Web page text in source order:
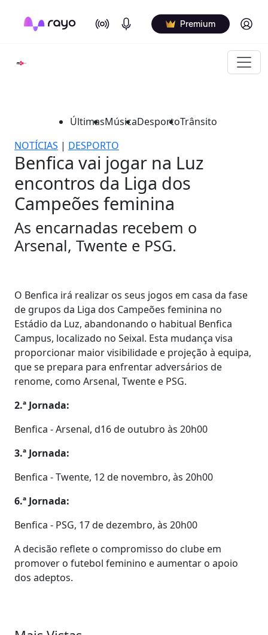
On Air Podcasts Premium Log in
ÚltimasMúsicaDesportoTrânsito
NOTÍCIAS | DESPORTO
Benfica vai jogar na Luz
encontros da Liga dos
Campeões feminina
As encarnadas recebem o
Arsenal, Twente e PSG.
O Benfica irá realizar os seus jogos em casa da fase
de grupos da Liga dos Campeões feminina no
Estádio da Luz, abandonando o habitual Benfica
Campus, localizado no Seixal. Esta mudança visa
proporcionar maior visibilidade e projeção à equipa,
que se prepara para enfrentar adversários de
renome, como Arsenal, Twente e PSG.
2.ª Jornada:
Benfica - Arsenal, d16 de outubro às 20h00
3.ª Jornada:
Benfica - Twente, 12 de novembro, às 20h00
6.ª Jornada:
Benfica - PSG, 17 de dezembro, às 20h00
A decisão reflete o compromisso do clube em
promover o futebol feminino e aumentar o apoio
dos adeptos.